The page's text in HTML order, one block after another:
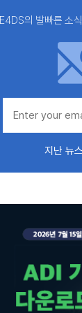
E4DS의 발빠른 소
지난 뉴